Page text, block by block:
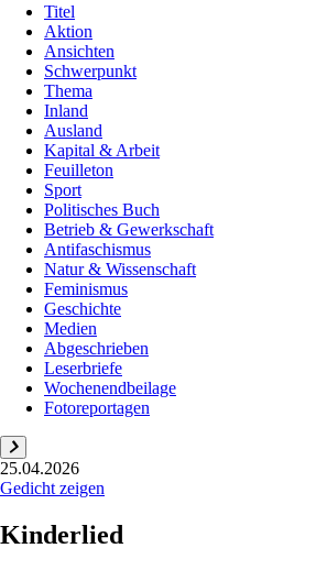
Titel
Aktion
Ansichten
Schwerpunkt
Thema
Inland
Ausland
Kapital & Arbeit
Feuilleton
Sport
Politisches Buch
Betrieb & Gewerkschaft
Antifaschismus
Natur & Wissenschaft
Feminismus
Geschichte
Medien
Abgeschrieben
Leserbriefe
Wochenendbeilage
Fotoreportagen
25.04.2026
Gedicht zeigen
Kinderlied